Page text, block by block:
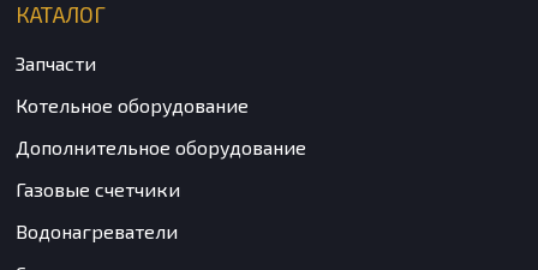
КАТАЛОГ
Запчасти
Котельное оборудование
Дополнительное оборудование
Газовые счетчики
Водонагреватели